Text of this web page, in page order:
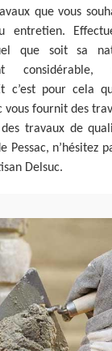
que vous
entretien.
que soit sa
c’est pour cela
vous fournit des
des travaux de
Pessac, n’hésitez
Delsuc.